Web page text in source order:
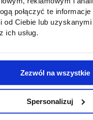
połączyć te
od Ciebie lub
ich usług.
Zezwól na wszystkie
Spersonalizuj
Biuro Karier, tel.
w stopce